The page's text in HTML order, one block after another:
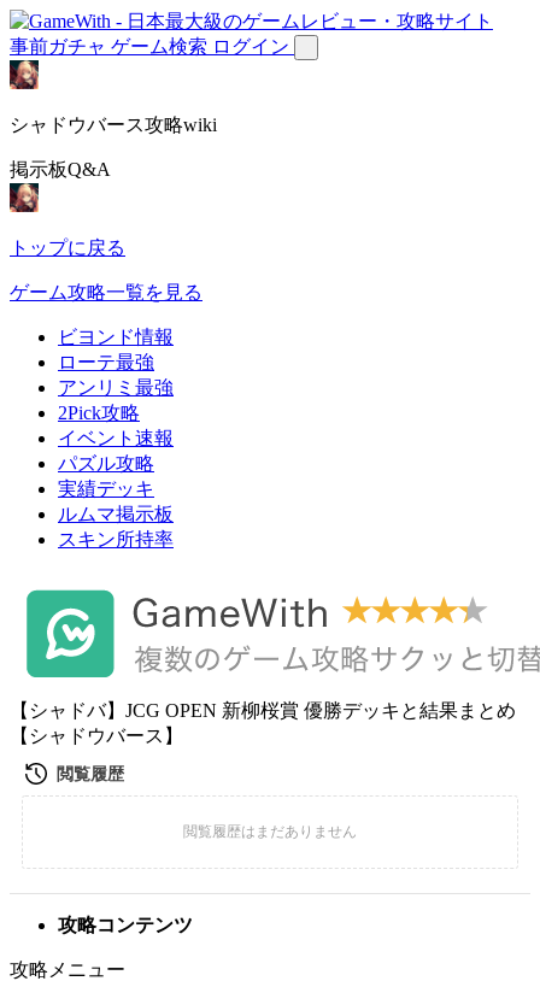
事前ガチャ ゲーム検索 ログイン
シャドウバース攻略wiki
掲示板Q&A
トップに戻る
ゲーム攻略一覧を見る
ビヨンド情報
ローテ最強
アンリミ最強
2Pick攻略
イベント速報
パズル攻略
実績デッキ
ルムマ掲示板
スキン所持率
【シャドバ】JCG OPEN 新柳桜賞 優勝デッキと結果まとめ
【シャドウバース】
攻略コンテンツ
攻略メニュー